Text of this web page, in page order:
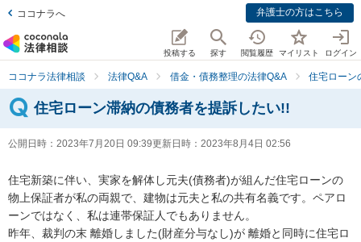
ココナラへ 弁護士の方はこちら
投稿する 探す 閲覧履歴 マイリスト ログイン
ココナラ法律相談 法律Q&A 借金・債務整理の法律Q&A 住宅ローン
住宅ローン滞納の債務者を提訴したい!!
公開日時： 2023年7月20日 09:39更新日時： 2023年8月4日 02:56
住宅新築に伴い、実家を解体し元夫(債務者)が組んだ住宅ローンの
物上保証者が私の両親で、建物は元夫と私の共有名義です。ペアロ
ーンではなく、私は連帯保証人でもありません。
昨年、裁判の末 離婚しました(財産分与なし)が 離婚と同時に住宅ロ